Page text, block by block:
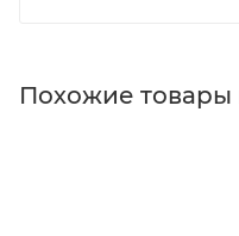
Похожие товары